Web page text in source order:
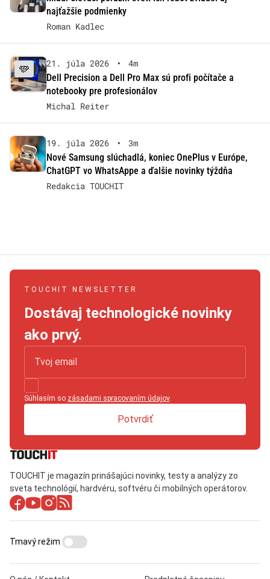
najťažšie podmienky
Roman Kadlec
21. júla 2026 •
4m
Dell Precision a Dell Pro Max sú profi počítače a
notebooky pre profesionálov
Michal Reiter
19. júla 2026 •
3m
Nové Samsung slúchadlá, koniec OnePlus v Európe,
ChatGPT vo WhatsAppe a ďalšie novinky týždňa
Redakcia TOUCHIT
TOUCHIT NEWSLETTER
Dostávaj technologické novinky
ako prvý.
Súhlasím so zásadami spracovaním údajov.
Potvrdiť
TOUCHIT je magazín prinášajúci novinky, testy a analýzy zo
sveta technológií, hardvéru, softvéru či mobilných operátorov.
Tmavý režim